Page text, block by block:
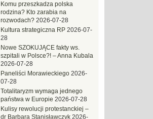
Komu przeszkadza polska
rodzina? Kto zarabia na
rozwodach? 2026-07-28
Kultura strategiczna RP 2026-07-
28
Nowe SZOKUJĄCE fakty ws.
szpitali w Polsce?! – Anna Kubala
2026-07-28
Paneliści Morawieckiego 2026-
07-28
Totalitaryzm wymaga jednego
państwa w Europie 2026-07-28
Kulisy rewolucji protestanckiej –
dr Barbara Stanisławczyk 2026-